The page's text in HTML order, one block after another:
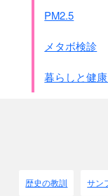
注：軍票の
現地通貨で軍票
これらから判断
当初は軍票の発行
軍票のタイプを｢
PM2.5
メタボ検診
暮らしと健
歴史の教訓 サン